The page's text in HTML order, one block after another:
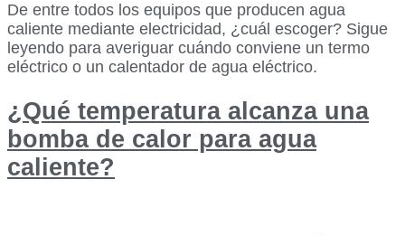
De entre todos los equipos que producen agua
caliente mediante electricidad, ¿cuál escoger? Sigue
leyendo para averiguar cuándo conviene un termo
eléctrico o un calentador de agua eléctrico.
¿Qué temperatura alcanza una
bomba de calor para agua
caliente?